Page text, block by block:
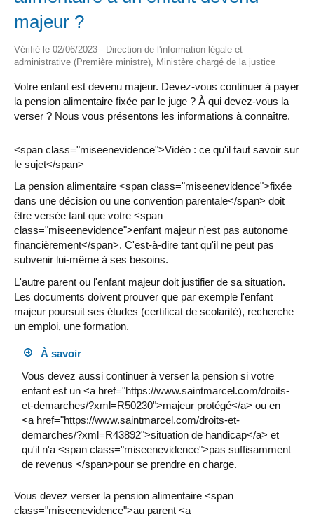
majeur ?
Vérifié le 02/06/2023 - Direction de l'information légale et
administrative (Première ministre), Ministère chargé de la justice
Votre enfant est devenu majeur. Devez-vous continuer à payer
la pension alimentaire fixée par le juge ? À qui devez-vous la
verser ? Nous vous présentons les informations à connaître.
<span class="miseenevidence">Vidéo : ce qu'il faut savoir sur
le sujet</span>
La pension alimentaire <span class="miseenevidence">fixée
dans une décision ou une convention parentale</span> doit
être versée tant que votre <span
class="miseenevidence">enfant majeur n'est pas autonome
financièrement</span>. C'est-à-dire tant qu'il ne peut pas
subvenir lui-même à ses besoins.
L'autre parent ou l'enfant majeur doit justifier de sa situation.
Les documents doivent prouver que par exemple l'enfant
majeur poursuit ses études (certificat de scolarité), recherche
un emploi, une formation.
À savoir
Vous devez aussi continuer à verser la pension si votre
enfant est un <a href="https://www.saintmarcel.com/droits-
et-demarches/?xml=R50230">majeur protégé</a> ou en
<a href="https://www.saintmarcel.com/droits-et-
demarches/?xml=R43892">situation de handicap</a> et
qu'il n'a <span class="miseenevidence">pas suffisamment
de revenus </span>pour se prendre en charge.
Vous devez verser la pension alimentaire <span
class="miseenevidence">au parent <a